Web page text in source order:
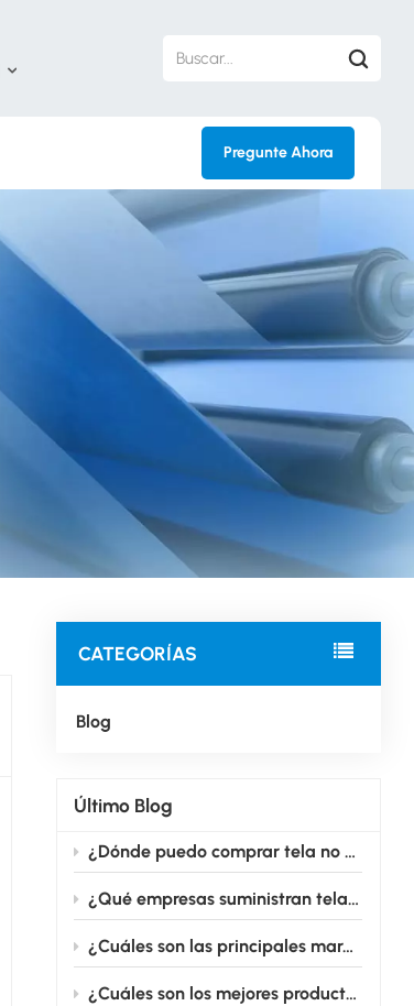
Pregunte Ahora
CATEGORÍAS
Blog
Último Blog
¿Dónde puedo comprar tela no tejida médica adecuada para la producción de mascarillas?
¿Qué empresas suministran tela no tejida para uso médico en grandes cantidades?
¿Cuáles son las principales marcas que fabrican telas no tejidas para uso médico?
¿Cuáles son los mejores productos de tela no tejida para uso médico destinados a batas quirúrgicas?